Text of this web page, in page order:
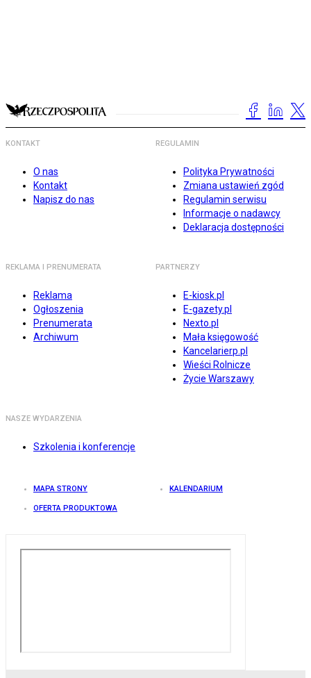
KONTAKT
O nas
Kontakt
Napisz do nas
REGULAMIN
Polityka Prywatności
Zmiana ustawień zgód
Regulamin serwisu
Informacje o nadawcy
Deklaracja dostępności
REKLAMA I PRENUMERATA
Reklama
Ogłoszenia
Prenumerata
Archiwum
PARTNERZY
E-kiosk.pl
E-gazety.pl
Nexto.pl
Mała księgowość
Kancelarierp.pl
Wieści Rolnicze
Życie Warszawy
NASZE WYDARZENIA
Szkolenia i konferencje
MAPA STRONY KALENDARIUM
OFERTA PRODUKTOWA